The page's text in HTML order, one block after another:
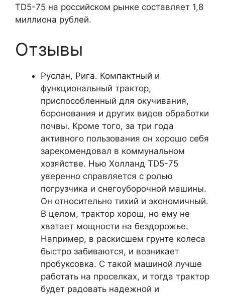
TD5-75 на российском рынке составляет 1,8
миллиона рублей.
Отзывы
Руслан, Рига. Компактный и
функциональный трактор,
приспособленный для окучивания,
боронования и других видов обработки
почвы. Кроме того, за три года
активного пользования он хорошо себя
зарекомендовал в коммунальном
хозяйстве. Нью Холланд TD5-75
уверенно справляется с ролью
погрузчика и снегоуборочной машины.
Он относительно тихий и экономичный.
В целом, трактор хорош, но ему не
хватает мощности на бездорожье.
Например, в раскисшем грунте колеса
быстро забиваются, и возникает
пробуксовка. С такой машиной лучше
работать на проселках, и тогда трактор
будет радовать надежной и